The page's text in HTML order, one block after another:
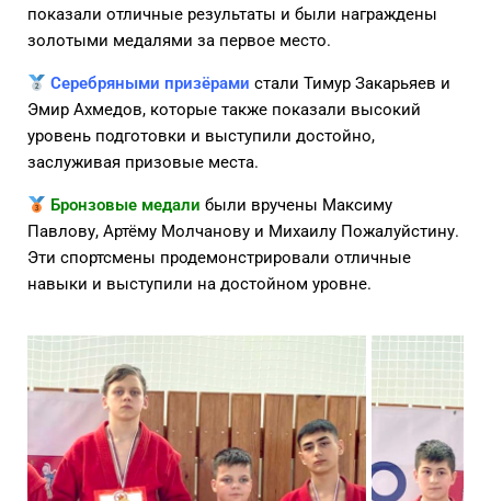
показали отличные результаты и были награждены
золотыми медалями за первое место.
Серебряными призёрами стали Тимур Закарьяев и
Эмир Ахмедов, которые также показали высокий
уровень подготовки и выступили достойно,
заслуживая призовые места.
Бронзовые медали были вручены Максиму
Павлову, Артёму Молчанову и Михаилу Пожалуйстину.
Эти спортсмены продемонстрировали отличные
навыки и выступили на достойном уровне.